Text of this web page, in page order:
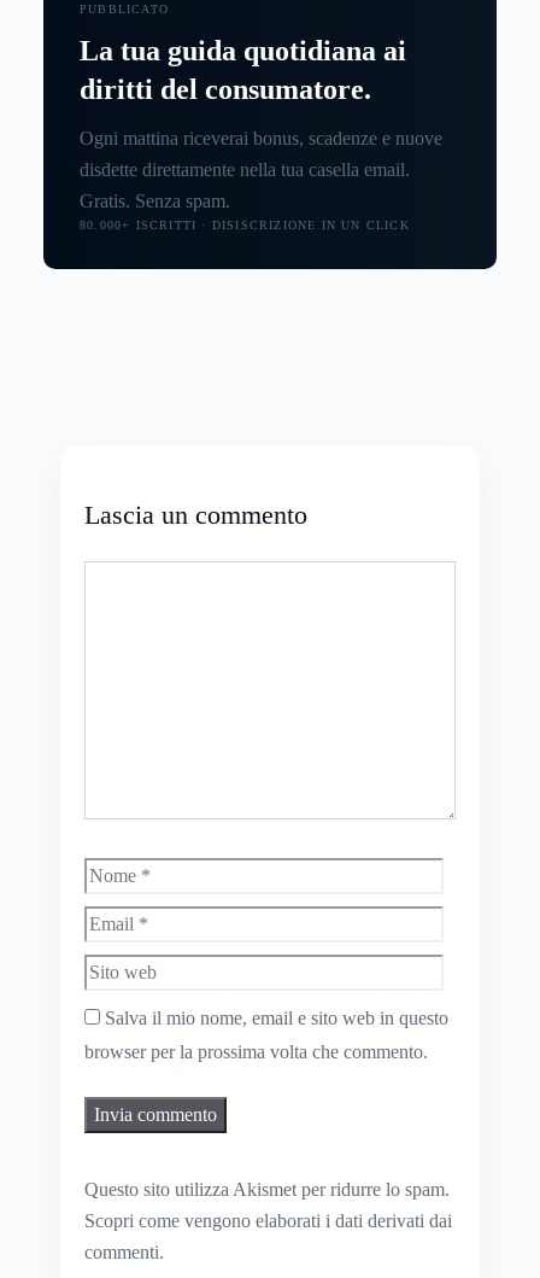
PUBBLICATO
La tua guida quotidiana ai
diritti del consumatore.
Ogni mattina riceverai bonus, scadenze e nuove
disdette direttamente nella tua casella email.
Gratis. Senza spam.
80.000+ ISCRITTI · DISISCRIZIONE IN UN CLICK
Lascia un commento
Nome
web
Salva il mio nome, email e sito web in questo
browser per la prossima volta che commento.
Questo sito utilizza Akismet per ridurre lo spam.
Scopri come vengono elaborati i dati derivati dai
commenti.